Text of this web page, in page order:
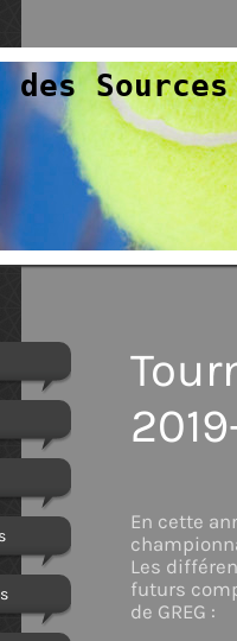
des
En cette
Les
futurs
de GREG :